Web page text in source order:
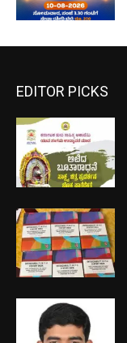
EDITOR PICKS